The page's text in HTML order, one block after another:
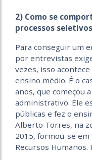
2) Como se
processos seletivos
Para conseguir um
por entrevistas
vezes, isso
ensino médio. É o
anos, que começou
administrativo. Ele
públicas e fez o
Alberto Torres, na
2015, formou-se em
Recursos Humanos.